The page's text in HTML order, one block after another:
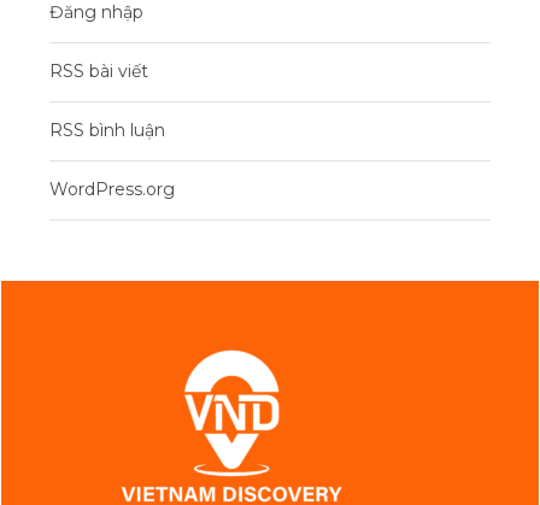
Đăng nhập
RSS bài viết
RSS bình luận
WordPress.org